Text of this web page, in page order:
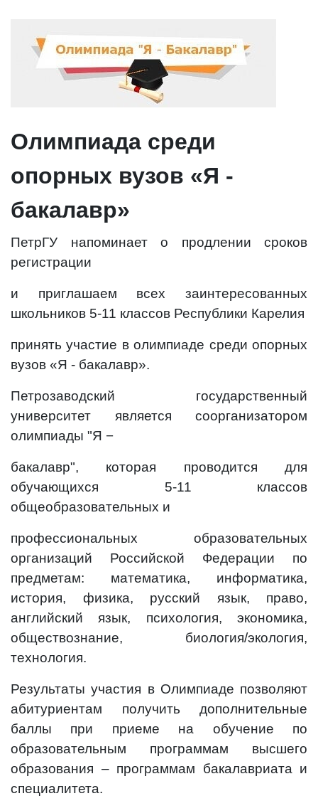
Олимпиада среди
опорных вузов «Я -
бакалавр»
ПетрГУ напоминает о продлении сроков
регистрации
и приглашаем всех заинтересованных
школьников 5-11 классов Республики Карелия
принять участие в олимпиаде среди опорных
вузов «Я - бакалавр».
Петрозаводский государственный
университет является соорганизатором
олимпиады "Я −
бакалавр", которая проводится для
обучающихся 5-11 классов
общеобразовательных и
профессиональных образовательных
организаций Российской Федерации по
предметам: математика, информатика,
история, физика, русский язык, право,
английский язык, психология, экономика,
обществознание, биология/экология,
технология.
Результаты участия в Олимпиаде позволяют
абитуриентам получить дополнительные
баллы при приеме на обучение по
образовательным программам высшего
образования – программам бакалавриата и
специалитета.